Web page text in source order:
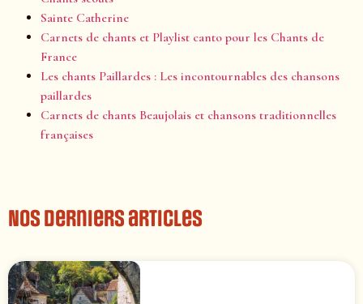
Sainte Catherine
Carnets de chants et Playlist canto pour les Chants de
France
Les chants Paillardes : Les incontournables des chansons
paillardes
Carnets de chants Beaujolais et chansons traditionnelles
françaises
Nos derniers articles